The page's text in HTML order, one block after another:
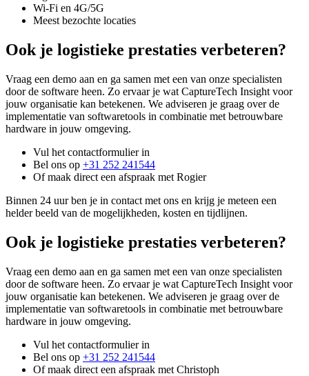
Wi-Fi en 4G/5G
Meest bezochte locaties
Ook je logistieke prestaties verbeteren?
Vraag een demo aan en ga samen met een van onze specialisten
door de software heen. Zo ervaar je wat CaptureTech Insight voor
jouw organisatie kan betekenen. We adviseren je graag over de
implementatie van softwaretools in combinatie met betrouwbare
hardware in jouw omgeving.
Vul het contactformulier in
Bel ons op +31 252 241544
Of maak direct een afspraak met Rogier
Binnen 24 uur ben je in contact met ons en krijg je meteen een
helder beeld van de mogelijkheden, kosten en tijdlijnen.
Ook je logistieke prestaties verbeteren?
Vraag een demo aan en ga samen met een van onze specialisten
door de software heen. Zo ervaar je wat CaptureTech Insight voor
jouw organisatie kan betekenen. We adviseren je graag over de
implementatie van softwaretools in combinatie met betrouwbare
hardware in jouw omgeving.
Vul het contactformulier in
Bel ons op +31 252 241544
Of maak direct een afspraak met Christoph